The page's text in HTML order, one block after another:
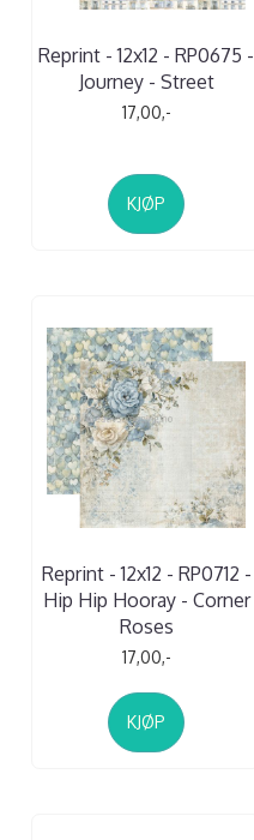
Reprint - 12x12 - RP0675 -
Journey - Street
17,00,-
KJØP
Reprint - 12x12 - RP0712 -
Hip Hip Hooray - Corner
Roses
17,00,-
KJØP